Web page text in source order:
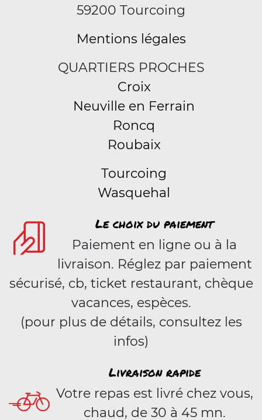
59200 Tourcoing
Mentions légales
QUARTIERS PROCHES
Croix
Neuville en Ferrain
Roncq
Roubaix
Tourcoing
Wasquehal
Le choix du paiement
Paiement en ligne ou à la
livraison. Réglez par paiement
sécurisé, cb, ticket restaurant, chèque
vacances, espèces.
(pour plus de détails, consultez les
infos)
Livraison rapide
Votre repas est livré chez vous,
chaud, de 30 à 45 mn.